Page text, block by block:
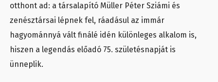
otthont ad: a társalapító Müller Péter Sziámi és
zenésztársai lépnek fel, ráadásul az immár
hagyománnyá vált finálé idén különleges alkalom is,
hiszen a legendás előadó 75. születésnapját is
ünneplik.